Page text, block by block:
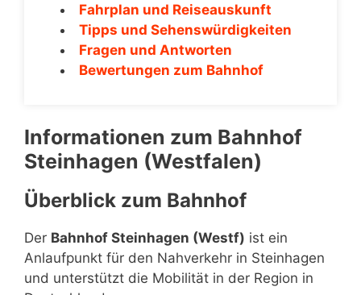
Fahrplan und Reiseauskunft
Tipps und Sehenswürdigkeiten
Fragen und Antworten
Bewertungen zum Bahnhof
Informationen zum Bahnhof
Steinhagen (Westfalen)
Überblick zum Bahnhof
Der Bahnhof Steinhagen (Westf) ist ein
Anlaufpunkt für den Nahverkehr in Steinhagen
und unterstützt die Mobilität in der Region in